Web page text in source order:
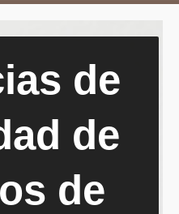
de
de
de